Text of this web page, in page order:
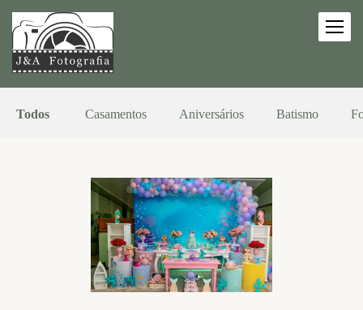
Todos Casamentos Aniversários Batismo